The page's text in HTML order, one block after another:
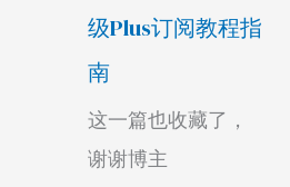
级Plus订阅教程指
南
这一篇也收藏了，
谢谢博主